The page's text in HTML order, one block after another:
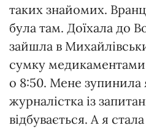
таких знайомих.
була там. Доїхала до
зайшла в
сумку
о 8:50. Мене зупинила
журналістка із
відбувається. А я